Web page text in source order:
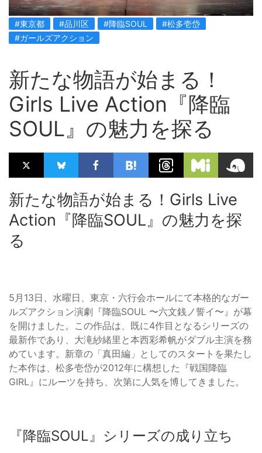
#東京都 #品川区 #降臨SOUL
#松多壱岱
#ガールズアクション
新たな物語が始まる！
Girls Live Action『降臨
SOUL』の魅力を探る
新たな物語が始まる！Girls Live
Action『降臨SOUL』の魅力を探
る
5月13日、水曜日、東京・六行会ホールにて本格的なガー
ルズアクション演劇『降臨SOUL 〜六文銭ノ誓イ〜』が幕
を開けました。この作品は、既に4作目となるシリーズの
最新作であり、大滝紗緒里と本西彩希帆がダブル主演を務
めています。新章の「真田編」としてのスタートを果たし
た本作は、松多壱岱が2012年に構想した『戦国降臨
GIRL』にルーツを持ち、次第に人気を博してきました。
『降臨SOUL』シリーズの成り立ち